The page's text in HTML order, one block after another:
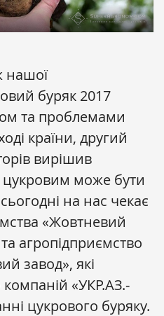
нашої
буряк 2017
та проблемами
країни, другий
вирішив
цукровим може бути
на нас чекає
«Жовтневий
агропідприємство
завод», які
«УКР.АЗ.-
цукрового буряку.